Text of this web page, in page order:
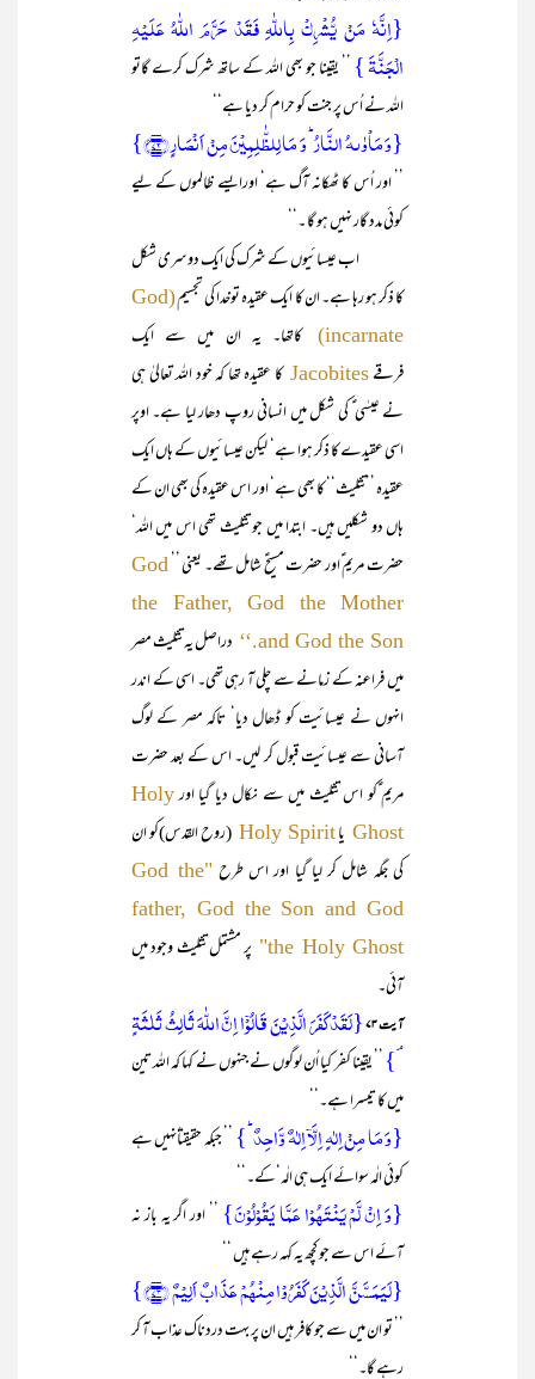
{اِنَّہٗ مَنۡ یُّشۡرِکۡ بِاللّٰہِ فَقَدۡ حَرَّمَ اللّٰہُ عَلَیۡہِ
الۡجَنَّۃَ } ’’ یقینا جو بھی اللہ کے ساتھ شرک کرے گاتو
اللہ نے اُس پر جنت کو حرام کر دیا ہے‘‘
{وَ مَاۡوٰىہُ النَّارُ ؕ وَ مَا لِلظّٰلِمِیۡنَ مِنۡ اَنۡصَارٍ ﴿۷۲﴾}
’’ اور اُس کا ٹھکانہ آگ ہے‘ اورایسے ظالموں کے لیے
کوئی مدد گار نہیں ہو گا ۔‘‘
اب عیسائیوں کے شرک کی ایک دوسری شکل
کا ذکر ہو رہا ہے۔ ان کا ایک عقیدہ توخدا کی تجسیم (God
incarnate)
کاتھا۔ یہ ان میں سے ایک
فرقےJacobites کا عقیدہ تھا کہ خود اللہ تعالیٰ ہی
نے عیسٰی ؑ کی شکل میں انسانی روپ دھار لیا ہے۔ اوپر
اسی عقیدے کا ذکر ہوا ہے‘ لیکن عیسائیوں کے ہاں ایک
عقیدہ ’’تثلیث‘‘ کا بھی ہے‘ اور اس عقیدہ کی بھی ان کے
ہاں دو شکلیں ہیں۔ ابتدا میں جو تثلیث تھی اس میں اللہ‘
حضرت مریم ؑاور حضرت مسیحؑ شامل تھے۔ یعنی ’’ God
the Father, God the Mother
and God the Son.‘‘
دراصل یہ تثلیث مصر
میں فراعنہ کے زمانے سے چلی آ رہی تھی۔ اسی کے اندر
انہوں نے عیسائیت کو ڈھال دیا‘ تاکہ مصر کے لوگ
آسانی سے عیسائیت قبول کر لیں۔ اس کے بعد حضرت
مریم ؑکو اس تثلیث میں سے نکال دیا گیا اورHoly
Ghost یاHoly Spirit (روح القدس)کو ان
کی جگہ شامل کر لیا گیا اور اس طرح "God the
father, God the Son and God
the Holy Ghost"
پر مشتمل تثلیث وجود میں
آئی۔
آیت ۷۳
{لَقَدۡ کَفَرَ الَّذِیۡنَ قَالُوۡۤا اِنَّ اللّٰہَ ثَالِثُ ثَلٰثَۃٍ
ۘ} ’’ یقینا کفر کیا اُن لوگوں نے جنہوں نے کہا کہ اللہ تین
میں کا تیسرا ہے۔‘‘
{وَ مَا مِنۡ اِلٰہٍ اِلَّاۤ اِلٰہٌ وَّاحِدٌ ؕ} ’’ جبکہ حقیقتاًنہیں ہے
کوئی الٰہ سوائے ایک ہی الٰہ‘کے۔‘‘
{وَ اِنۡ لَّمۡ یَنۡتَہُوۡا عَمَّا یَقُوۡلُوۡنَ} ’’ اور اگر یہ باز نہ
آئے اس سے جو کچھ یہ کہہ رہے ہیں ‘‘
{لَیَمَسَّنَّ الَّذِیۡنَ کَفَرُوۡا مِنۡہُمۡ عَذَابٌ اَلِیۡمٌ ﴿۷۳﴾}
’’ تو ان میں سے جو کافر ہیں ان پر بہت دردناک عذاب آ کر
رہے گا۔‘‘